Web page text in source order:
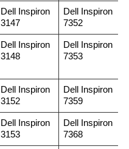
Dell Inspiron
3147
Dell Inspiron
7352
Dell Inspiron
3148
Dell Inspiron
7353
Dell Inspiron
3152
Dell Inspiron
7359
Dell Inspiron
3153
Dell Inspiron
7368